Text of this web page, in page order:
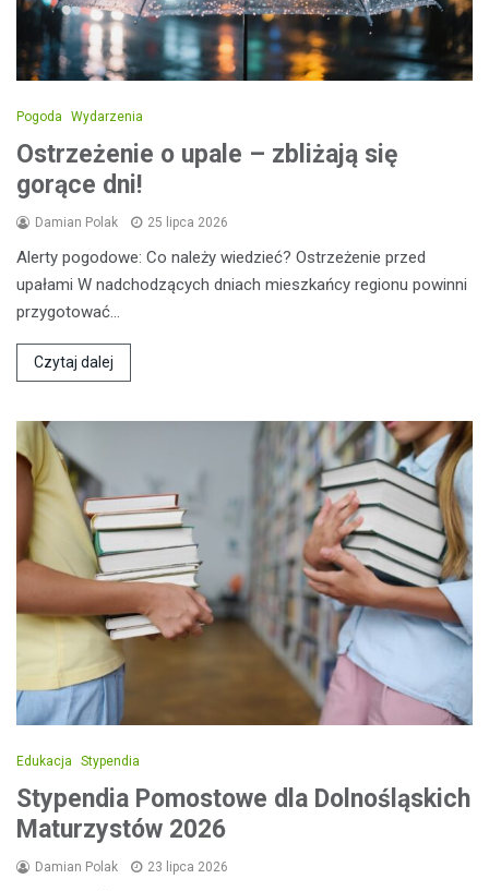
Pogoda Wydarzenia
Ostrzeżenie o upale – zbliżają się
gorące dni!
Damian Polak 25 lipca 2026
Alerty pogodowe: Co należy wiedzieć? Ostrzeżenie przed
upałami W nadchodzących dniach mieszkańcy regionu powinni
przygotować…
Czytaj dalej
Edukacja Stypendia
Stypendia Pomostowe dla Dolnośląskich
Maturzystów 2026
Damian Polak 23 lipca 2026